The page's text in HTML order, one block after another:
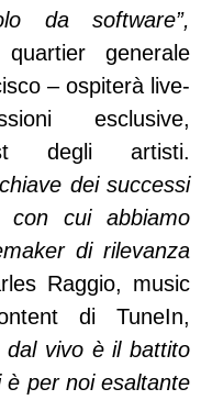
da software”,
generale
– ospiterà live-
esclusive,
degli artisti.
dei successi
con cui abbiamo
di rilevanza
Raggio, music
di TuneIn,
dal vivo è il battito
è per noi esaltante